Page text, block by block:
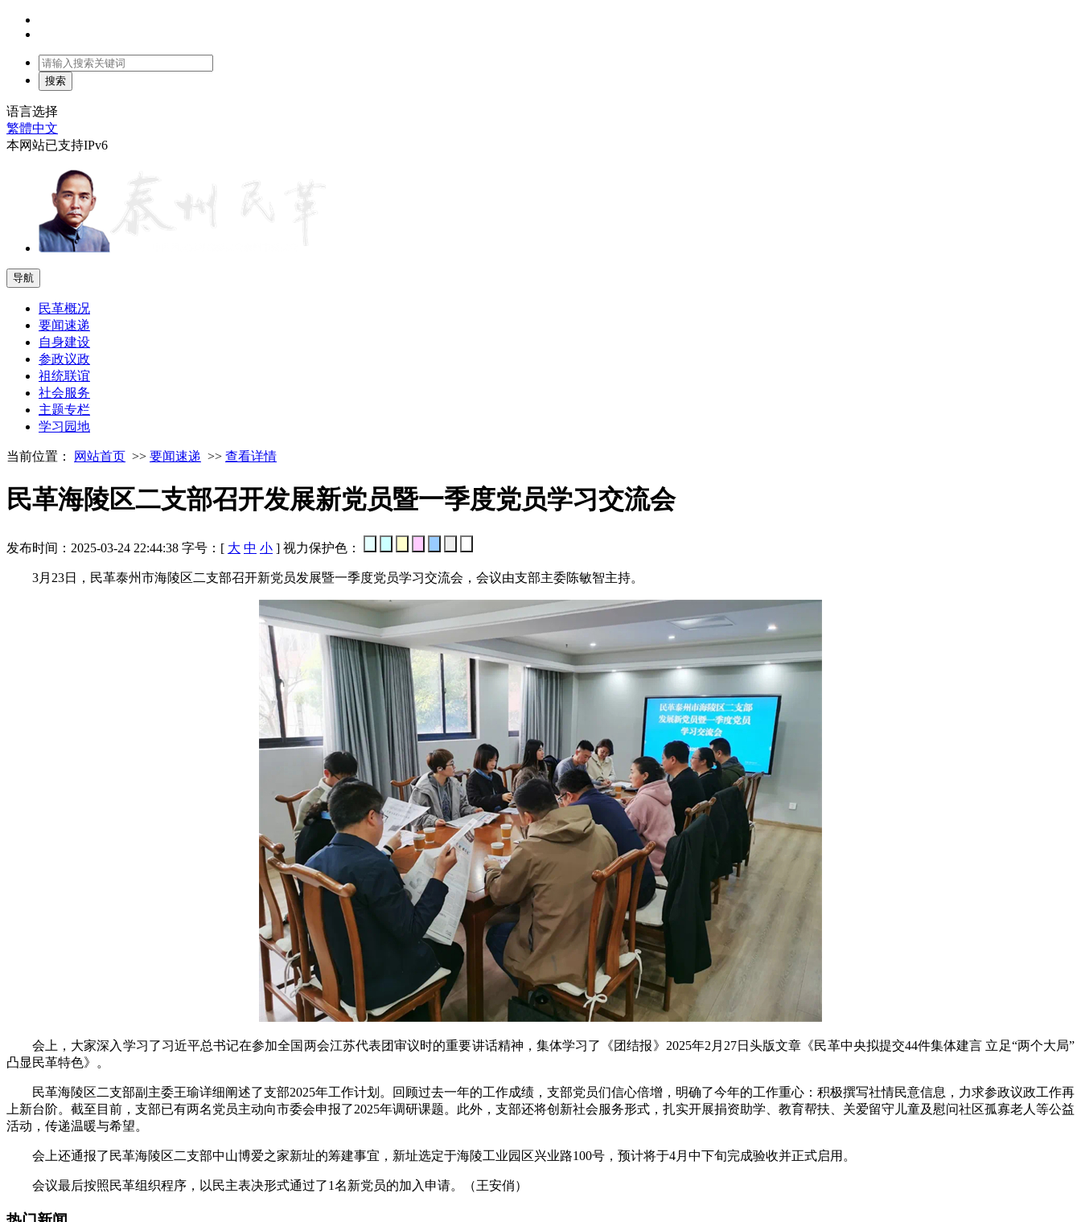
语言选择
繁體中文
本网站已支持IPv6
导航
民革概况
要闻速递
自身建设
参政议政
祖统联谊
社会服务
主题专栏
学习园地
当前位置： 网站首页 >> 要闻速递 >> 查看详情
民革海陵区二支部召开发展新党员暨一季度党员学习交流会
发布时间：2025-03-24 22:44:38 字号：[ 大 中 小 ] 视力保护色：
3月23日，民革泰州市海陵区二支部召开新党员发展暨一季度党员学习交流会，会议由支部主委陈敏智主持。
会上，大家深入学习了习近平总书记在参加全国两会江苏代表团审议时的重要讲话精神，集体学习了《团结报》2025年2月27日头版文章《民革中央拟提交44件集体建言 立足“两个大局”
凸显民革特色》。
民革海陵区二支部副主委王瑜详细阐述了支部2025年工作计划。回顾过去一年的工作成绩，支部党员们信心倍增，明确了今年的工作重心：积极撰写社情民意信息，力求参政议政工作再
上新台阶。截至目前，支部已有两名党员主动向市委会申报了2025年调研课题。此外，支部还将创新社会服务形式，扎实开展捐资助学、教育帮扶、关爱留守儿童及慰问社区孤寡老人等公益
活动，传递温暖与希望。
会上还通报了民革海陵区二支部中山博爱之家新址的筹建事宜，新址选定于海陵工业园区兴业路100号，预计将于4月中下旬完成验收并正式启用。
会议最后按照民革组织程序，以民主表决形式通过了1名新党员的加入申请。（王安俏）